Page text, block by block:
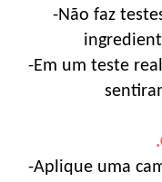
-Não faz
-Em um teste
-Aplique uma